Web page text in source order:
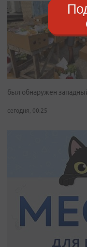
был обнаружен
сегодня, 00:25